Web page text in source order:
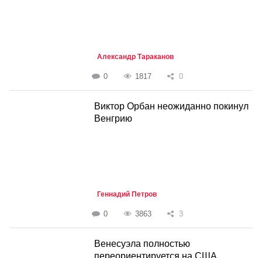
Александр Тараканов
0 1817 0
Виктор Орбан неожиданно покинул
Венгрию
Геннадий Петров
0 3863 3
Венесуэла полностью
переориентируется на США